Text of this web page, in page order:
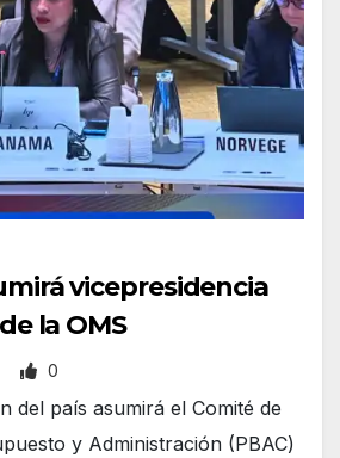
vicepresidencia
la OMS
0
del país asumirá el Comité de
y Administración (PBAC)